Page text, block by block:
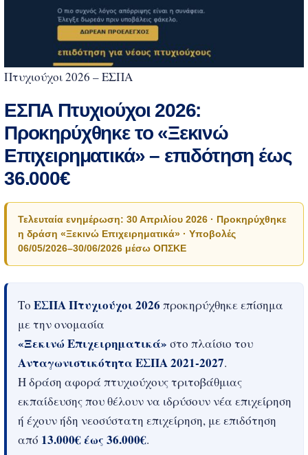
ΕΠΙΚΟΙΝΩΝΙΑ
Πτυχιούχοι 2026 – ΕΣΠΑ
ΕΣΠΑ Πτυχιούχοι 2026:
Προκηρύχθηκε το «Ξεκινώ
Επιχειρηματικά» – επιδότηση έως
36.000€
Τελευταία ενημέρωση: 30 Απριλίου 2026 · Προκηρύχθηκε
η δράση «Ξεκινώ Επιχειρηματικά» · Υποβολές
06/05/2026–30/06/2026 μέσω ΟΠΣΚΕ
Το ΕΣΠΑ Πτυχιούχοι 2026 προκηρύχθηκε επίσημα
με την ονομασία
«Ξεκινώ Επιχειρηματικά» στο πλαίσιο του
Ανταγωνιστικότητα ΕΣΠΑ 2021-2027.
Η δράση αφορά πτυχιούχους τριτοβάθμιας
εκπαίδευσης που θέλουν να ιδρύσουν νέα επιχείρηση
ή έχουν ήδη νεοσύστατη επιχείρηση, με επιδότηση
από 13.000€ έως 36.000€.